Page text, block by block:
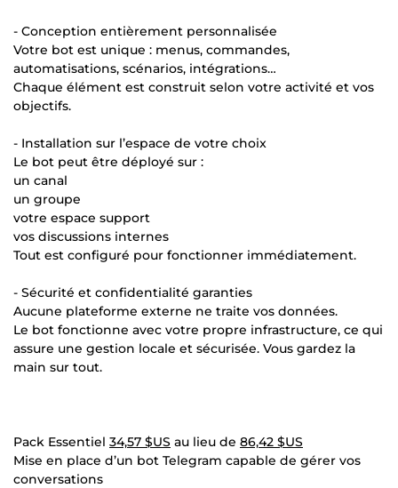
- Conception entièrement personnalisée
Votre bot est unique : menus, commandes,
automatisations, scénarios, intégrations…
Chaque élément est construit selon votre activité et vos
objectifs.
- Installation sur l’espace de votre choix
Le bot peut être déployé sur :
un canal
un groupe
votre espace support
vos discussions internes
Tout est configuré pour fonctionner immédiatement.
- Sécurité et confidentialité garanties
Aucune plateforme externe ne traite vos données.
Le bot fonctionne avec votre propre infrastructure, ce qui
assure une gestion locale et sécurisée. Vous gardez la
main sur tout.
Pack Essentiel 34,57 $US au lieu de 86,42 $US
Mise en place d’un bot Telegram capable de gérer vos
conversations